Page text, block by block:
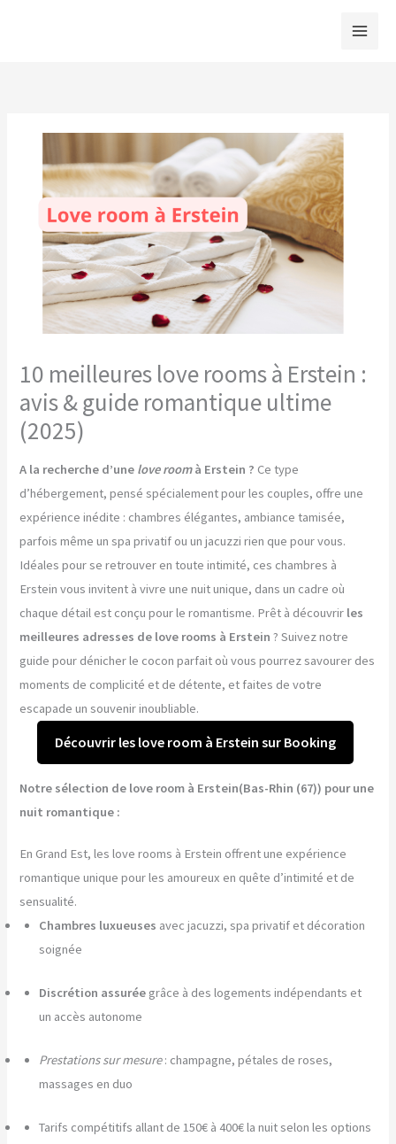
10 meilleures love rooms à Erstein :
avis & guide romantique ultime
(2025)
A la recherche d’une love roomà Erstein ? Ce type
d’hébergement, pensé spécialement pour les couples, offre une
expérience inédite : chambres élégantes, ambiance tamisée,
parfois même un spa privatif ou un jacuzzi rien que pour vous.
Idéales pour se retrouver en toute intimité, ces chambres à
Erstein vous invitent à vivre une nuit unique, dans un cadre où
chaque détail est conçu pour le romantisme. Prêt à découvrir les
meilleures adresses de love rooms à Erstein ? Suivez notre
guide pour dénicher le cocon parfait où vous pourrez savourer des
moments de complicité et de détente, et faites de votre
escapade un souvenir inoubliable.
Découvrir les love room à Erstein sur Booking
Notre sélection de love room à Erstein(Bas-Rhin (67)) pour une
nuit romantique :
En Grand Est, les love rooms à Erstein offrent une expérience
romantique unique pour les amoureux en quête d’intimité et de
sensualité.
Chambres luxueuses avec jacuzzi, spa privatif et décoration
soignée
Discrétion assurée grâce à des logements indépendants et
un accès autonome
Prestations sur mesure: champagne, pétales de roses,
massages en duo
Tarifs compétitifs allant de 150€ à 400€ la nuit selon les options